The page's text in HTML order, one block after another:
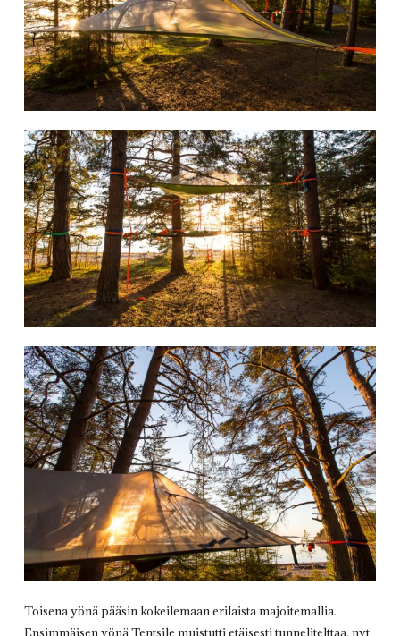
Toisena yönä pääsin kokeilemaan erilaista majoitemallia.
Ensimmäisen yönä Tentsile muistutti etäisesti tunnelitelttaa, nyt